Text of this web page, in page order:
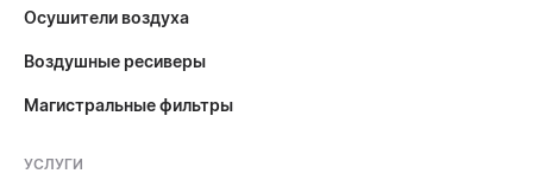
Осушители воздуха
Воздушные ресиверы
Магистральные фильтры
УСЛУГИ